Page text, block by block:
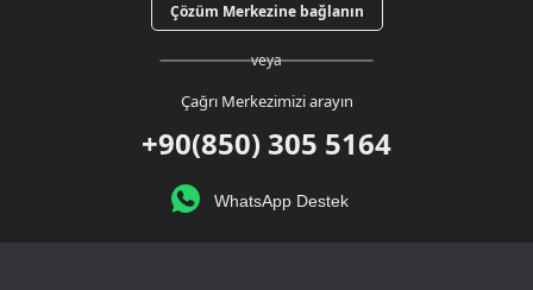
Çözüm Merkezine bağlanın
veya
Çağrı Merkezimizi arayın
+90(850) 305 5164
WhatsApp Destek